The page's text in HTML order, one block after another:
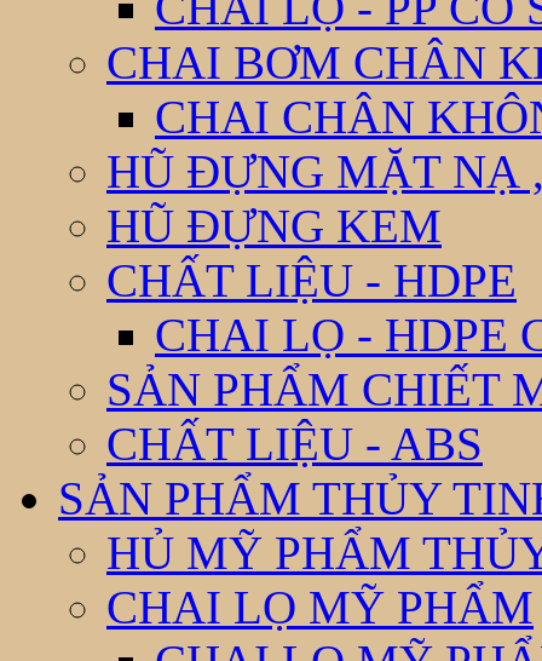
CHAI BƠM CHÂN
CHAI CHÂN
HŨ ĐỰNG MẶT NẠ
HŨ ĐỰNG KEM
CHẤT LIỆU - HDPE
CHAI LỌ - HDPE
SẢN PHẨM CHIẾT
CHẤT LIỆU - ABS
SẢN PHẨM THỦY
HỦ MỸ PHẨM
CHAI LỌ MỸ PHẨM